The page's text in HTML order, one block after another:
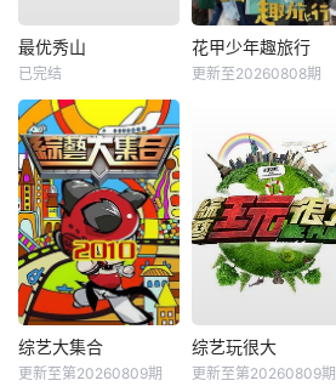
最优秀山
已完结
花甲少年趣旅行
更新至20260808期
综艺大集合
更新至第20260809期
综艺玩很大
更新至第20260809期